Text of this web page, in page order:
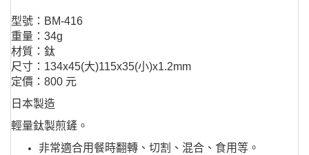
型號：BM-416
重量：34g
材質：鈦
尺寸：134x45(大)115x35(小)x1.2mm
定價：800 元
日本製造
輕量鈦製煎鏟。
非常適合用餐時翻轉、切割、混合、食用等。